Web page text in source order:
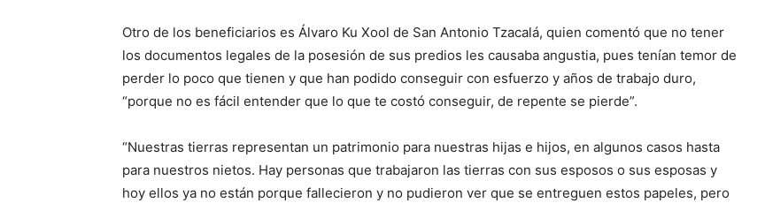
Otro de los beneficiarios es Álvaro Ku Xool de San Antonio Tzacalá, quien comentó que no tener
los documentos legales de la posesión de sus predios les causaba angustia, pues tenían temor de
perder lo poco que tienen y que han podido conseguir con esfuerzo y años de trabajo duro,
“porque no es fácil entender que lo que te costó conseguir, de repente se pierde”.
“Nuestras tierras representan un patrimonio para nuestras hijas e hijos, en algunos casos hasta
para nuestros nietos. Hay personas que trabajaron las tierras con sus esposos o sus esposas y
hoy ellos ya no están porque fallecieron y no pudieron ver que se entreguen estos papeles, pero